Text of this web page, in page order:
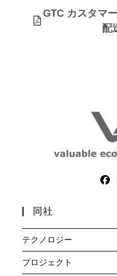
GTC カスタマ
配
同社
テクノロジー
プロジェクト